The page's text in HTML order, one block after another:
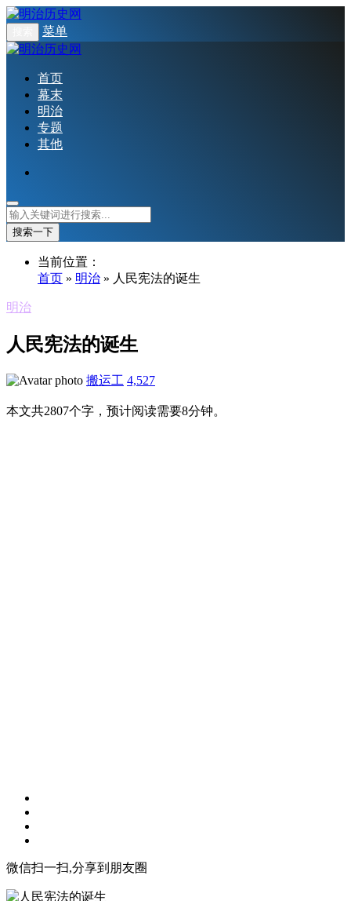
菜单
首页
幕末
明治
专题
其他
搜索一下
当前位置：
首页 » 明治 » 人民宪法的诞生
明治
人民宪法的诞生
搬运工 4,527
本文共2807个字，预计阅读需要8分钟。
微信扫一扫,分享到朋友圈